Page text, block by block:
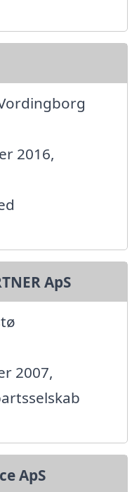
2016,
ApS
2007,
ApS